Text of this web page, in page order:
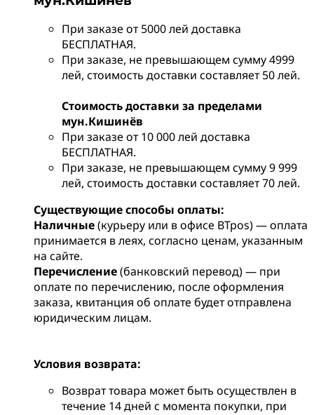
При заказе от 5000 лей доставка
БЕСПЛАТНАЯ.
При заказе, не превышающем сумму 4999
лей, стоимость доставки составляет 50 лей.
Стоимость доставки за пределами
мун.Кишинёв
При заказе от 10 000 лей доставка
БЕСПЛАТНАЯ.
При заказе, не превышающем сумму 9 999
лей, стоимость доставки составляет 70 лей.
Существующие способы оплаты:
Наличные(курьеру или в офисе BTpos) — оплата
принимается в леях, согласно ценам, указанным
на сайте.
Перечисление(банковский перевод) — при
оплате по перечислению, после оформления
заказа, квитанция об оплате будет отправлена
юридическим лицам.
Условия возврата:
Возврат товара может быть осуществлен в
течение 14 дней с момента покупки, при